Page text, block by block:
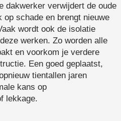
dakwerker verwijdert de oude
schade en brengt nieuwe
wordt ook de isolatie
werken. Zo worden alle
en voorkom je verdere
Een goed geplaatst,
tientallen jaren
kans op
lekkage.